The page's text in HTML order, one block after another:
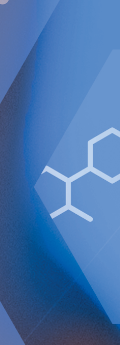
viktiga vetenskapliga
Sverige, Spanien, Italien,
för att öka medvetenheten
utbildningen om RefluxStop-
antirefluxexperter, patienter
GERD generellt.
med 80 procent till 207
uppgick till 97 procent (94).
till 4 347 TEUR (2 968).
till 5 858 TEUR (2 875).
efter utspädning uppgick
utgång uppgick till 121,5
sex första månaderna
med 106 procent till 405
uppgick till 96 procent (93).
till 8 758 TEUR (5 247).
till 10 746 TEUR (4 841).
efter utspädning uppgick